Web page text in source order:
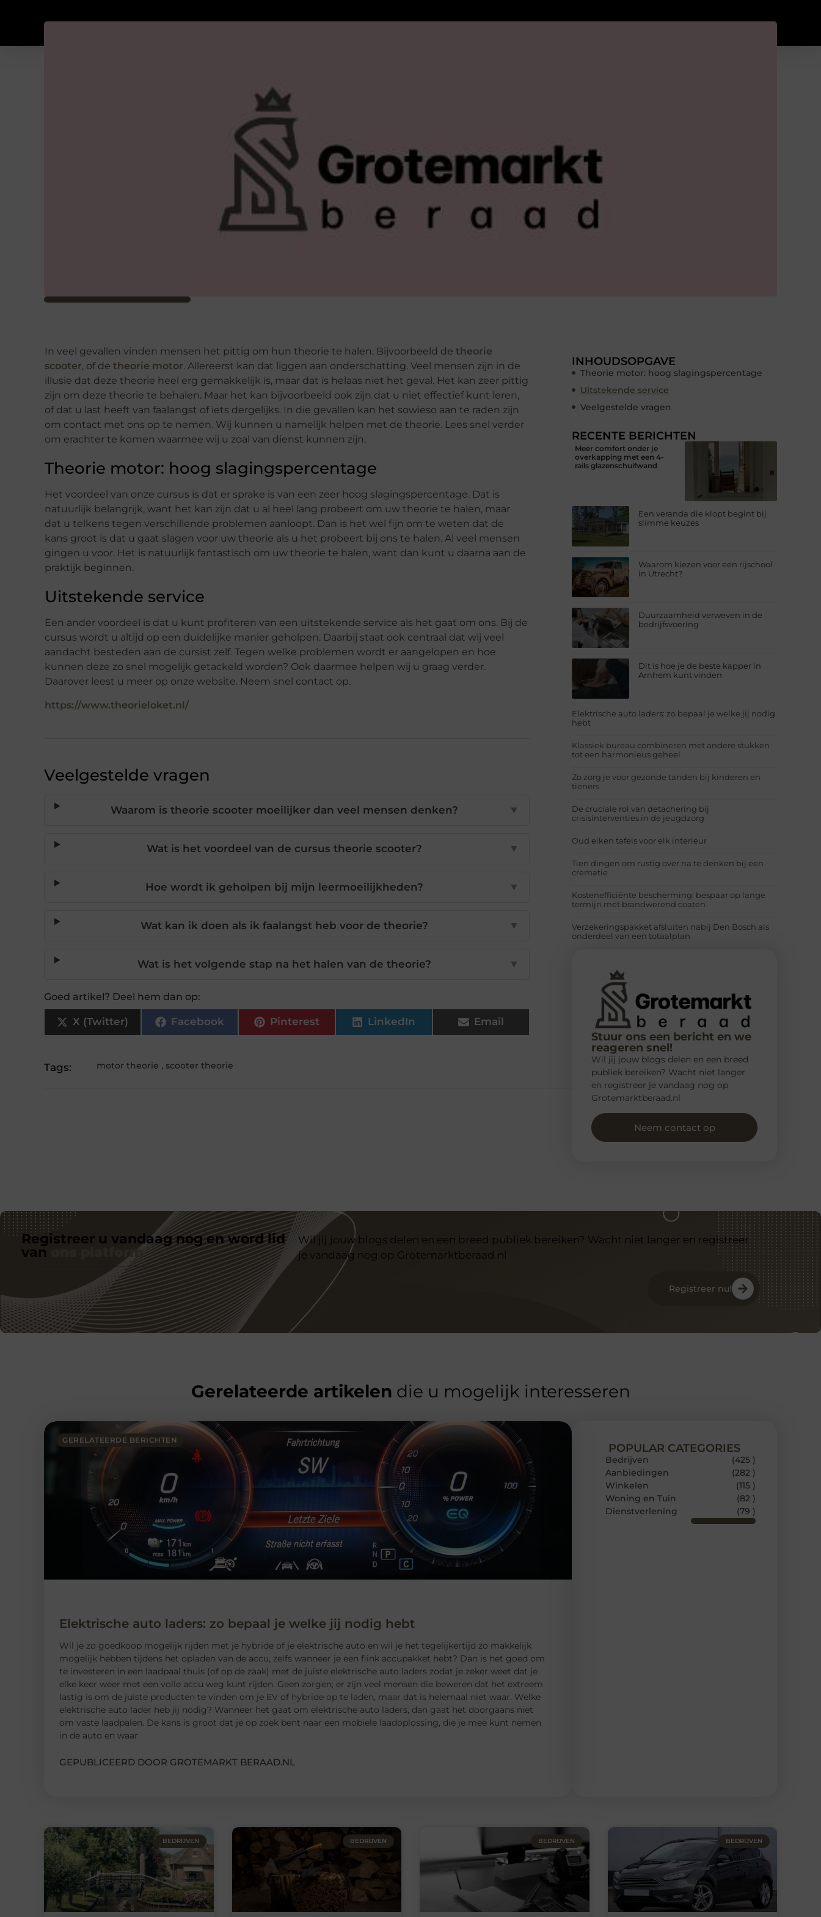
In veel gevallen vinden mensen het pittig om hun theorie te halen. Bijvoorbeeld de theorie
scooter, of de theorie motor. Allereerst kan dat liggen aan onderschatting. Veel mensen zijn in de
illusie dat deze theorie heel erg gemakkelijk is, maar dat is helaas niet het geval. Het kan zeer pittig
zijn om deze theorie te behalen. Maar het kan bijvoorbeeld ook zijn dat u niet effectief kunt leren,
of dat u last heeft van faalangst of iets dergelijks. In die gevallen kan het sowieso aan te raden zijn
om contact met ons op te nemen. Wij kunnen u namelijk helpen met de theorie. Lees snel verder
om erachter te komen waarmee wij u zoal van dienst kunnen zijn.
Theorie motor: hoog slagingspercentage
Het voordeel van onze cursus is dat er sprake is van een zeer hoog slagingspercentage. Dat is
natuurlijk belangrijk, want het kan zijn dat u al heel lang probeert om uw theorie te halen, maar
dat u telkens tegen verschillende problemen aanloopt. Dan is het wel fijn om te weten dat de
kans groot is dat u gaat slagen voor uw theorie als u het probeert bij ons te halen. Al veel mensen
gingen u voor. Het is natuurlijk fantastisch om uw theorie te halen, want dan kunt u daarna aan de
praktijk beginnen.
Uitstekende service
Een ander voordeel is dat u kunt profiteren van een uitstekende service als het gaat om ons. Bij de
cursus wordt u altijd op een duidelijke manier geholpen. Daarbij staat ook centraal dat wij veel
aandacht besteden aan de cursist zelf. Tegen welke problemen wordt er aangelopen en hoe
kunnen deze zo snel mogelijk getackeld worden? Ook daarmee helpen wij u graag verder.
Daarover leest u meer op onze website. Neem snel contact op.
https://www.theorieloket.nl/
Veelgestelde vragen
Waarom is theorie scooter moeilijker dan veel mensen denken? ▼
Wat is het voordeel van de cursus theorie scooter? ▼
Hoe wordt ik geholpen bij mijn leermoeilijkheden? ▼
Wat kan ik doen als ik faalangst heb voor de theorie? ▼
Wat is het volgende stap na het halen van de theorie? ▼
Goed artikel? Deel hem dan op:
X (Twitter) Facebook Pinterest LinkedIn Email
Tags: motor theorie , scooter theorie
INHOUDSOPGAVE
Theorie motor: hoog slagingspercentage
Uitstekende service
Veelgestelde vragen
RECENTE BERICHTEN
Meer comfort onder je
overkapping met een 4-
rails glazenschuifwand
Een veranda die klopt begint bij
slimme keuzes
Waarom kiezen voor een rijschool
in Utrecht?
Duurzaamheid verweven in de
bedrijfsvoering
Dit is hoe je de beste kapper in
Arnhem kunt vinden
Elektrische auto laders: zo bepaal je welke jij nodig
hebt
Klassiek bureau combineren met andere stukken
tot een harmonieus geheel
Zo zorg je voor gezonde tanden bij kinderen en
tieners
De cruciale rol van detachering bij
crisisinterventies in de jeugdzorg
Oud eiken tafels voor elk interieur
Tien dingen om rustig over na te denken bij een
crematie
Kostenefficiënte bescherming: bespaar op lange
termijn met brandwerend coaten
Verzekeringspakket afsluiten nabij Den Bosch als
onderdeel van een totaalplan
Stuur ons een bericht en we
reageren snel!
Wil jij jouw blogs delen en een breed
publiek bereiken? Wacht niet langer
en registreer je vandaag nog op
Grotemarktberaad.nl
Neem contact op
Registreer u vandaag nog en word lid
van
ons platform
Wil jij jouw blogs delen en een breed publiek bereiken? Wacht niet langer en registreer
je vandaag nog op Grotemarktberaad.nl
Registreer nu!
Gerelateerde artikelen die u mogelijk interesseren
GERELATEERDE BERICHTEN
Elektrische auto laders: zo bepaal je welke jij nodig hebt
Wil je zo goedkoop mogelijk rijden met je hybride of je elektrische auto en wil je het tegelijkertijd zo makkelijk
mogelijk hebben tijdens het opladen van de accu, zelfs wanneer je een flink accupakket hebt? Dan is het goed om
te investeren in een laadpaal thuis (of op de zaak) met de juiste elektrische auto laders zodat je zeker weet dat je
elke keer weer met een volle accu weg kunt rijden. Geen zorgen; er zijn veel mensen die beweren dat het extreem
lastig is om de juiste producten te vinden om je EV of hybride op te laden, maar dat is helemaal niet waar. Welke
elektrische auto lader heb jij nodig? Wanneer het gaat om elektrische auto laders, dan gaat het doorgaans niet
om vaste laadpalen. De kans is groot dat je op zoek bent naar een mobiele laadoplossing, die je mee kunt nemen
in de auto en waar
GEPUBLICEERD DOOR GROTEMARKT BERAAD.NL
POPULAR CATEGORIES
Bedrijven
(425 )
Aanbiedingen
(282 )
Winkelen
(115 )
Woning en Tuin
(82 )
Dienstverlening
(79 )
BEDRIJVEN BEDRIJVEN BEDRIJVEN BEDRIJVEN